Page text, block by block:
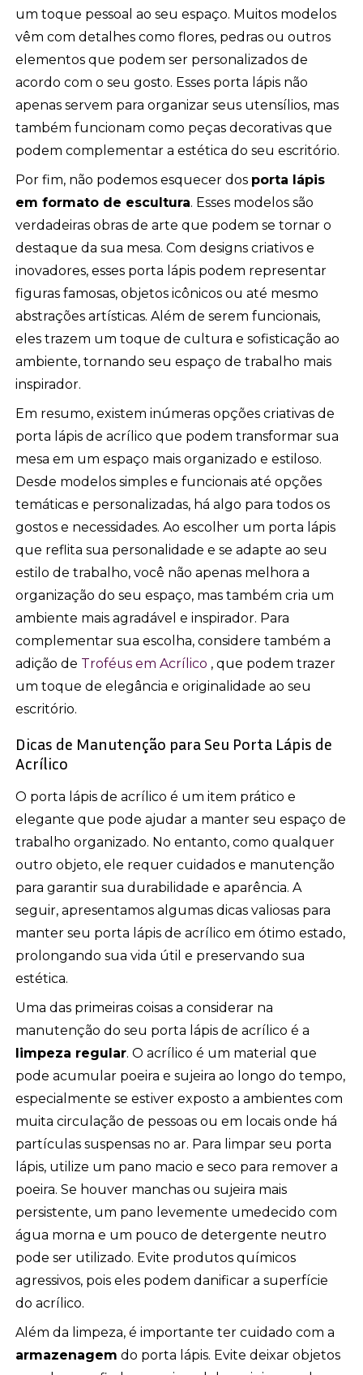
um toque pessoal ao seu espaço. Muitos modelos
vêm com detalhes como flores, pedras ou outros
elementos que podem ser personalizados de
acordo com o seu gosto. Esses porta lápis não
apenas servem para organizar seus utensílios, mas
também funcionam como peças decorativas que
podem complementar a estética do seu escritório.
Por fim, não podemos esquecer dos porta lápis
em formato de escultura. Esses modelos são
verdadeiras obras de arte que podem se tornar o
destaque da sua mesa. Com designs criativos e
inovadores, esses porta lápis podem representar
figuras famosas, objetos icônicos ou até mesmo
abstrações artísticas. Além de serem funcionais,
eles trazem um toque de cultura e sofisticação ao
ambiente, tornando seu espaço de trabalho mais
inspirador.
Em resumo, existem inúmeras opções criativas de
porta lápis de acrílico que podem transformar sua
mesa em um espaço mais organizado e estiloso.
Desde modelos simples e funcionais até opções
temáticas e personalizadas, há algo para todos os
gostos e necessidades. Ao escolher um porta lápis
que reflita sua personalidade e se adapte ao seu
estilo de trabalho, você não apenas melhora a
organização do seu espaço, mas também cria um
ambiente mais agradável e inspirador. Para
complementar sua escolha, considere também a
adição de Troféus em Acrílico , que podem trazer
um toque de elegância e originalidade ao seu
escritório.
Dicas de Manutenção para Seu Porta Lápis de
Acrílico
O porta lápis de acrílico é um item prático e
elegante que pode ajudar a manter seu espaço de
trabalho organizado. No entanto, como qualquer
outro objeto, ele requer cuidados e manutenção
para garantir sua durabilidade e aparência. A
seguir, apresentamos algumas dicas valiosas para
manter seu porta lápis de acrílico em ótimo estado,
prolongando sua vida útil e preservando sua
estética.
Uma das primeiras coisas a considerar na
manutenção do seu porta lápis de acrílico é a
limpeza regular. O acrílico é um material que
pode acumular poeira e sujeira ao longo do tempo,
especialmente se estiver exposto a ambientes com
muita circulação de pessoas ou em locais onde há
partículas suspensas no ar. Para limpar seu porta
lápis, utilize um pano macio e seco para remover a
poeira. Se houver manchas ou sujeira mais
persistente, um pano levemente umedecido com
água morna e um pouco de detergente neutro
pode ser utilizado. Evite produtos químicos
agressivos, pois eles podem danificar a superfície
do acrílico.
Além da limpeza, é importante ter cuidado com a
armazenagem do porta lápis. Evite deixar objetos